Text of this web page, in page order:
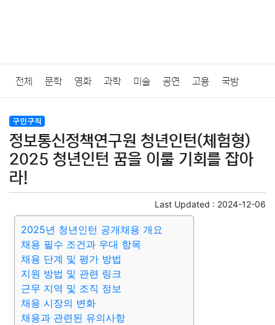
전체 문학 영화 과학 미술 공연 고용 국방
법률
질병 가요 방송 일상 주식 암호화폐 블록체인
결혼
요리 상품리뷰 원예 금융 게임 스포츠
대출 자동차 취미 여행
종교 사회 정치 건강
부동산 외국어 교육 교통
구인구직
정보통신정책연구원 청년인턴(체험형)
2025 청년인턴 꿈을 이룰 기회를 잡아
라!
Last Updated : 2024-12-06
2025년 청년인턴 공개채용 개요
채용 필수 조건과 우대 항목
채용 단계 및 평가 방법
지원 방법 및 관련 링크
근무 지역 및 조직 정보
채용 시장의 변화
채용과 관련된 유의사항